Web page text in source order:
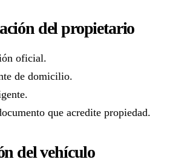
del propietario
oficial.
de domicilio.
que acredite propiedad.
del vehículo